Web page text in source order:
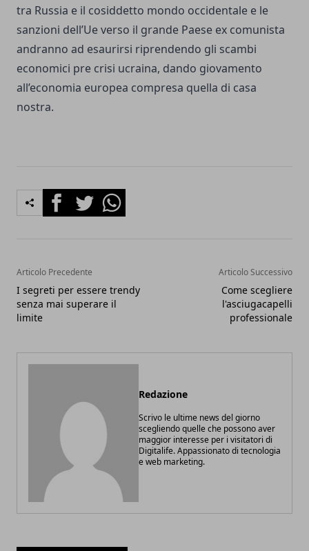
tra Russia e il cosiddetto mondo occidentale e le
sanzioni dell’Ue verso il grande Paese ex comunista
andranno ad esaurirsi riprendendo gli scambi
economici pre crisi ucraina, dando giovamento
all’economia europea compresa quella di casa
nostra.
FacebookTwitterWhatsapp
Articolo Precedente
I segreti per essere trendy
senza mai superare il
limite
Articolo Successivo
Come scegliere
l'asciugacapelli
professionale
Redazione
Scrivo le ultime news del giorno
scegliendo quelle che possono aver
maggior interesse per i visitatori di
Digitalife. Appassionato di tecnologia
e web marketing.